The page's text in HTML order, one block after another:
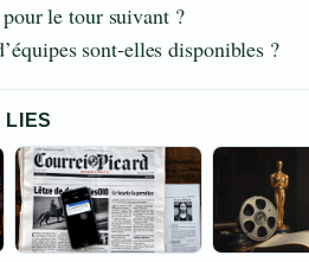
le tour suivant ?
sont-elles disponibles ?
LIES